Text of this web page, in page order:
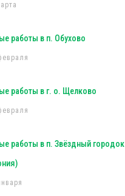
работы в п. Обухово
работы в г. о. Щелково
работы в п. Звёздный городок